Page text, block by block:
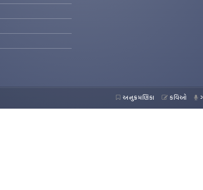
અનુક્રમણિકા કવિઓ